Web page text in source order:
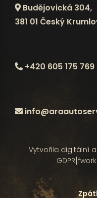
Budějovická 304,
381 01 Český
+420 605 175 769
Vytvořila digitální
GDPR